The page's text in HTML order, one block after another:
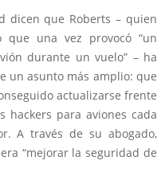
dicen que Roberts – quien
una vez provocó “un
durante un vuelo” – ha
un asunto más amplio: que
actualizarse frente
hackers para aviones cada
A través de su abogado,
“mejorar la seguridad de